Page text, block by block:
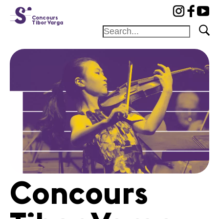
Concours
Tibor Varga
Académie
Concours
Amis et
Mécènes
Médiation
Jury
Programme
Concerts
Concours